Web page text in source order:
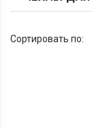
Сортировать по: